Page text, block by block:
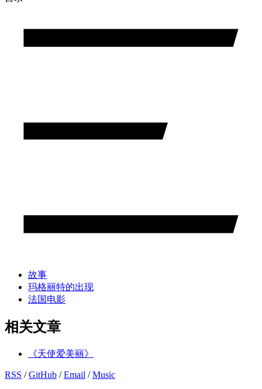
故事
玛格丽特的出现
法国电影
相关文章
《天使爱美丽》
RSS /GitHub /Email /Music